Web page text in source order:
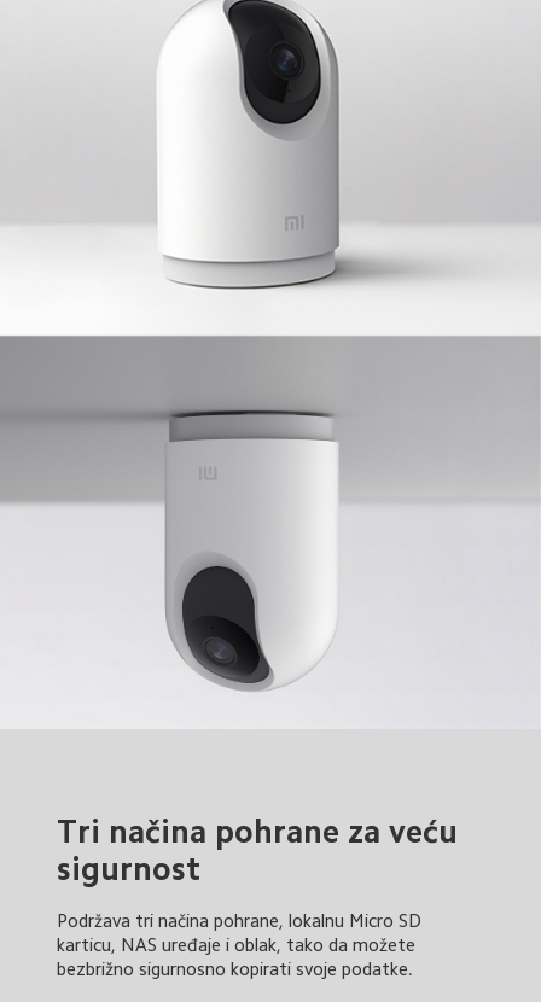
Tri načina pohrane za veću
sigurnost
Podržava tri načina pohrane, lokalnu Micro SD
karticu, NAS uređaje i oblak, tako da možete
bezbrižno sigurnosno kopirati svoje podatke.